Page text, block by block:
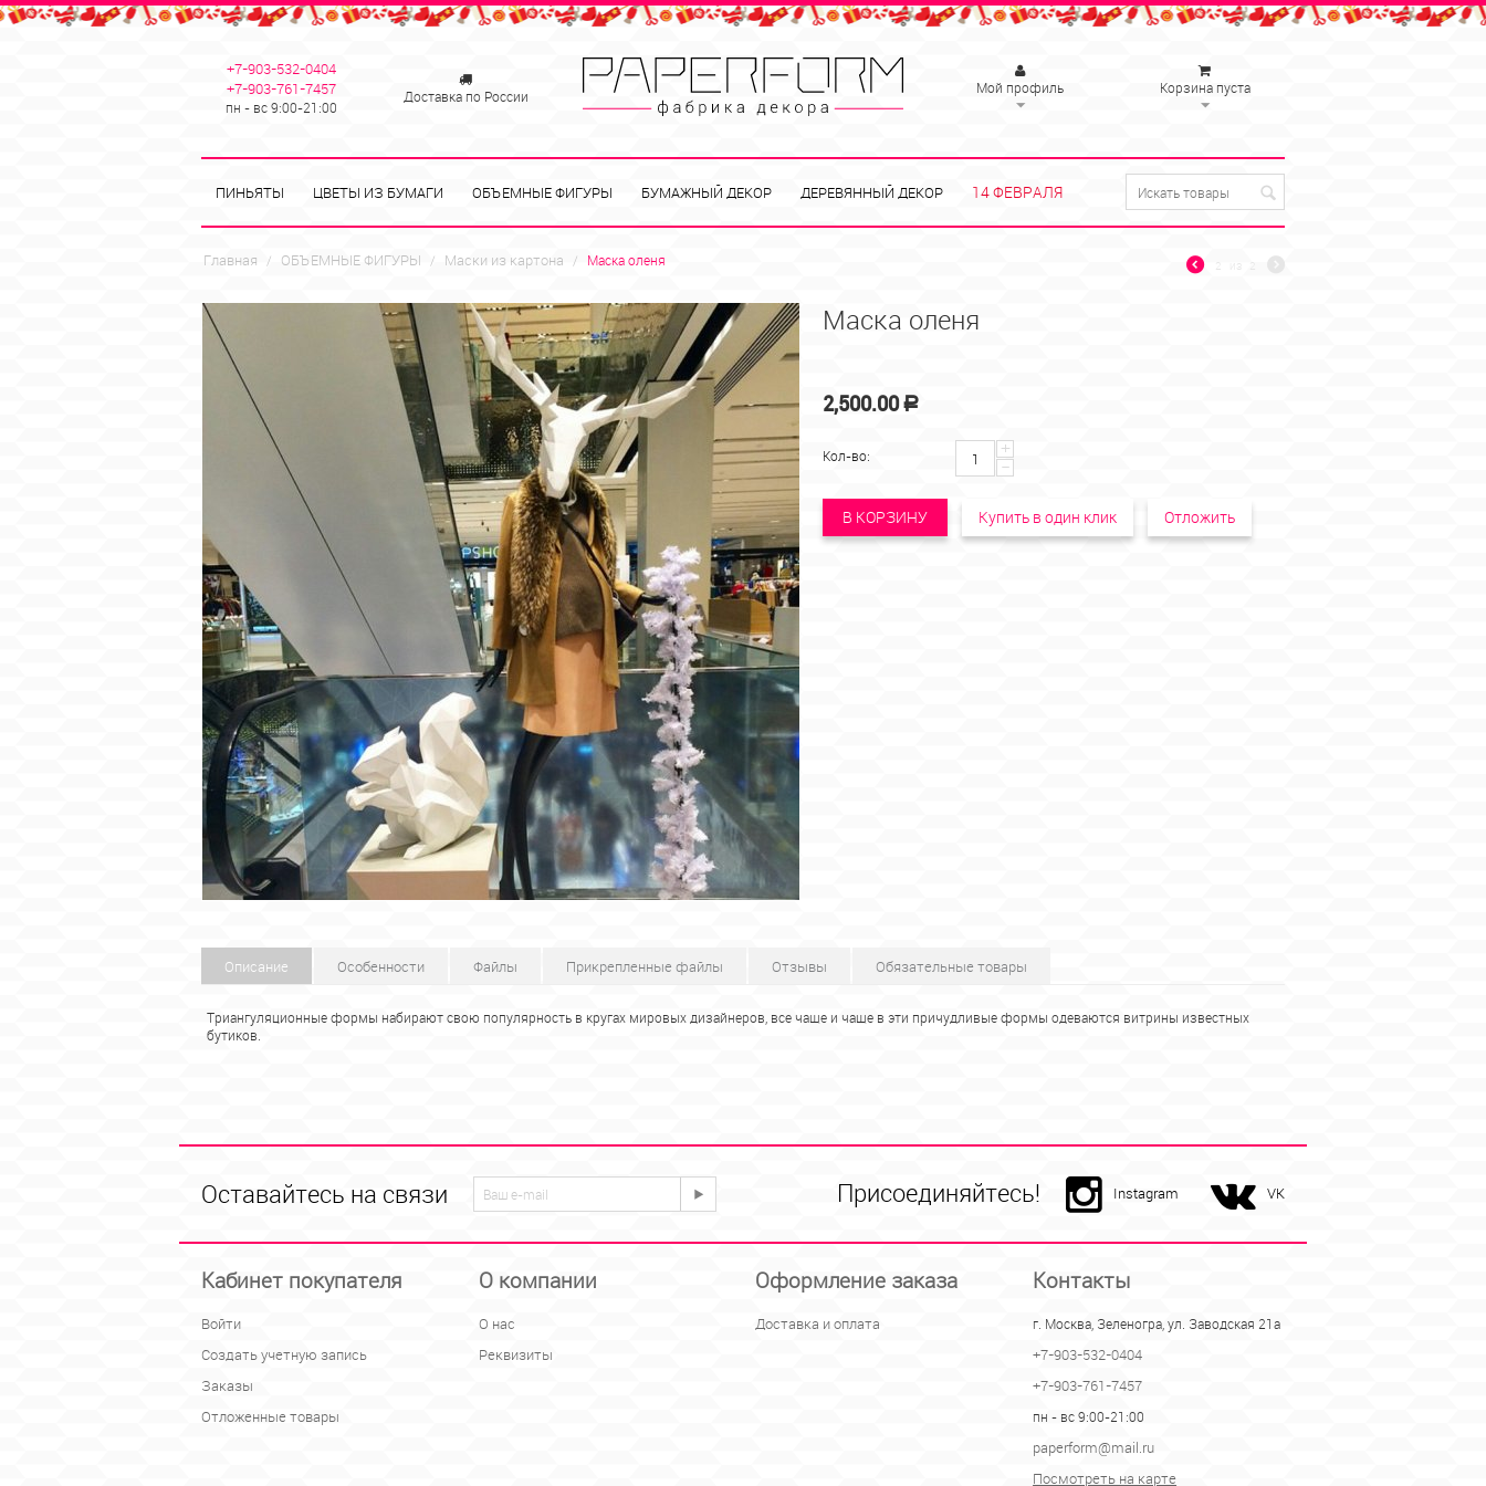
+7-903-532-0404
+7-903-761-7457
пн - вс 9:00-21:00
Доставка по России Мой профиль Корзина пуста
ПИНЬЯТЫ ЦВЕТЫ ИЗ БУМАГИ ОБЪЕМНЫЕ ФИГУРЫ БУМАЖНЫЙ ДЕКОР ДЕРЕВЯННЫЙ ДЕКОР 14 ФЕВРАЛЯ
Главная / ОБЪЕМНЫЕ ФИГУРЫ / Маски из картона / Маска оленя 2 из 2
Маска оленя
2,500.00 Р
Кол-во: +
−
В КОРЗИНУ Купить в один клик Отложить
Описание Особенности Файлы Прикрепленные файлы Отзывы Обязательные товары
Триангуляционные формы набирают свою популярность в кругах мировых дизайнеров, все чаще и чаще в эти причудливые формы одеваются витрины известных
бутиков.
Оставайтесь на связи Присоединяйтесь! Instagram VK
Кабинет покупателя
Войти
Создать учетную запись
Заказы
Отложенные товары
О компании
О нас
Реквизиты
Оформление заказа
Доставка и оплата
Контакты
г. Москва, Зеленогра, ул. Заводская 21а
+7-903-532-0404
+7-903-761-7457
пн - вс 9:00-21:00
paperform@mail.ru
Посмотреть на карте